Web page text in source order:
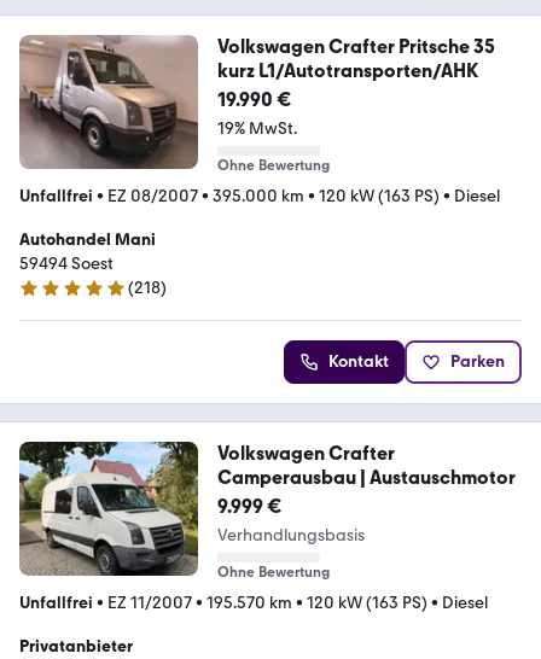
Volkswagen Crafter Pritsche 35
kurz L1/Autotransporten/AHK
19.990 €
19% MwSt.
Ohne Bewertung
Unfallfrei • EZ 08/2007• 395.000 km • 120 kW (163 PS) • Diesel
Autohandel Mani
59494 Soest
4.8 Sterne
(218)
Kontakt Parken
Volkswagen Crafter
Camperausbau | Austauschmotor
9.999 €
Verhandlungsbasis
Ohne Bewertung
Unfallfrei • EZ 11/2007• 195.570 km • 120 kW (163 PS) • Diesel
Privatanbieter